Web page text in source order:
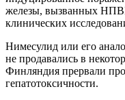
железы, вызванных
клинических
Нимесулид или его
не продавались в
Финляндия прервали
гепатотоксичности.